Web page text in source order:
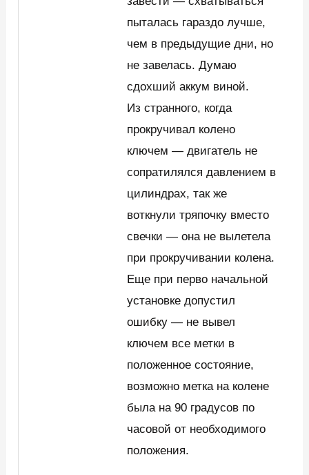
пыталась гараздо лучше,
чем в предыдущие дни, но
не завелась. Думаю
сдохший аккум виной.
Из странного, когда
прокручивал колено
ключем — двигатель не
сопратилялся давлением в
цилиндрах, так же
воткнули тряпочку вместо
свечки — она не вылетела
при прокручивании колена.
Еще при перво начальной
установке допустил
ошибку — не вывел
ключем все метки в
положенное состояние,
возможно метка на колене
была на 90 градусов по
часовой от необходимого
положения.